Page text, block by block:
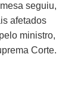
seguiu,
afetados
ministro,
Corte.